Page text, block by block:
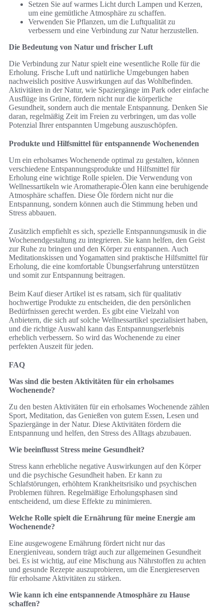
Setzen Sie auf warmes Licht durch Lampen und Kerzen,
um eine gemütliche Atmosphäre zu schaffen.
Verwenden Sie Pflanzen, um die Luftqualität zu
verbessern und eine Verbindung zur Natur herzustellen.
Die Bedeutung von Natur und frischer Luft
Die Verbindung zur Natur spielt eine wesentliche Rolle für die
Erholung. Frische Luft und natürliche Umgebungen haben
nachweislich positive Auswirkungen auf das Wohlbefinden.
Aktivitäten in der Natur, wie Spaziergänge im Park oder einfache
Ausflüge ins Grüne, fördern nicht nur die körperliche
Gesundheit, sondern auch die mentale Entspannung. Denken Sie
daran, regelmäßig Zeit im Freien zu verbringen, um das volle
Potenzial Ihrer entspannten Umgebung auszuschöpfen.
Produkte und Hilfsmittel für entspannende Wochenenden
Um ein erholsames Wochenende optimal zu gestalten, können
verschiedene Entspannungsprodukte und Hilfsmittel für
Erholung eine wichtige Rolle spielen. Die Verwendung von
Wellnessartikeln wie Aromatherapie-Ölen kann eine beruhigende
Atmosphäre schaffen. Diese Öle fördern nicht nur die
Entspannung, sondern können auch die Stimmung heben und
Stress abbauen.
Zusätzlich empfiehlt es sich, spezielle Entspannungsmusik in die
Wochenendgestaltung zu integrieren. Sie kann helfen, den Geist
zur Ruhe zu bringen und den Körper zu entspannen. Auch
Meditationskissen und Yogamatten sind praktische Hilfsmittel für
Erholung, die eine komfortable Übungserfahrung unterstützen
und somit zur Entspannung beitragen.
Beim Kauf dieser Artikel ist es ratsam, sich für qualitativ
hochwertige Produkte zu entscheiden, die den persönlichen
Bedürfnissen gerecht werden. Es gibt eine Vielzahl von
Anbietern, die sich auf solche Wellnessartikel spezialisiert haben,
und die richtige Auswahl kann das Entspannungserlebnis
erheblich verbessern. So wird das Wochenende zu einer
perfekten Auszeit für jeden.
FAQ
Was sind die besten Aktivitäten für ein erholsames
Wochenende?
Zu den besten Aktivitäten für ein erholsames Wochenende zählen
Sport, Meditation, das Genießen von gutem Essen, Lesen und
Spaziergänge in der Natur. Diese Aktivitäten fördern die
Entspannung und helfen, den Stress des Alltags abzubauen.
Wie beeinflusst Stress meine Gesundheit?
Stress kann erhebliche negative Auswirkungen auf den Körper
und die psychische Gesundheit haben. Er kann zu
Schlafstörungen, erhöhtem Krankheitsrisiko und psychischen
Problemen führen. Regelmäßige Erholungsphasen sind
entscheidend, um diese Effekte zu minimieren.
Welche Rolle spielt die Ernährung für meine Energie am
Wochenende?
Eine ausgewogene Ernährung fördert nicht nur das
Energieniveau, sondern trägt auch zur allgemeinen Gesundheit
bei. Es ist wichtig, auf eine Mischung aus Nährstoffen zu achten
und gesunde Rezepte auszuprobieren, um die Energiereserven
für erholsame Aktivitäten zu stärken.
Wie kann ich eine entspannende Atmosphäre zu Hause
schaffen?